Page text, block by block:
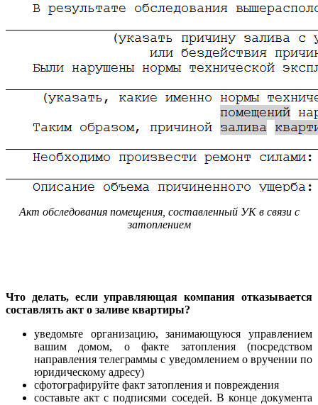
Акт обследования помещения, составленный УК в связи с
затоплением
Что делать, если управляющая компания отказывается
составлять акт о заливе квартиры?
уведомьте организацию, занимающуюся управлением
вашим домом, о факте затопления (посредством
направления телеграммы с уведомлением о вручении по
юридическому адресу)
сфотографируйте факт затопления и повреждения
составьте акт с подписями соседей. В конце документа